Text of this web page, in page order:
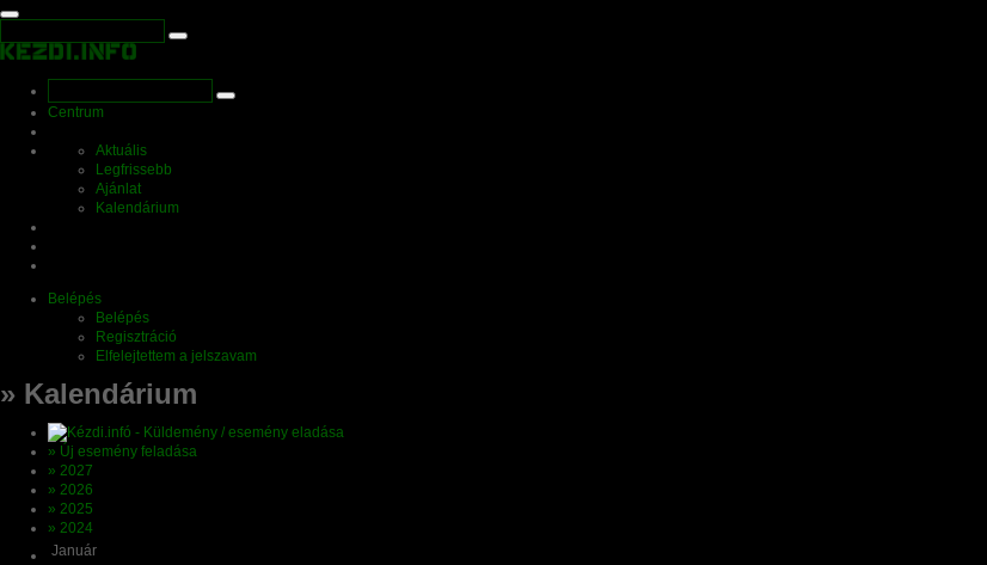
Centrum
Aktuális
Legfrissebb
Ajánlat
Kalendárium
Belépés
Belépés
Regisztráció
Elfelejtettem a jelszavam
» Kalendárium
» Új esemény feladása
» 2027
» 2026
» 2025
» 2024
Január